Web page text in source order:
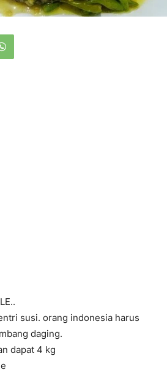
susi. orang indonesia harus
daging.
dapat 4 kg